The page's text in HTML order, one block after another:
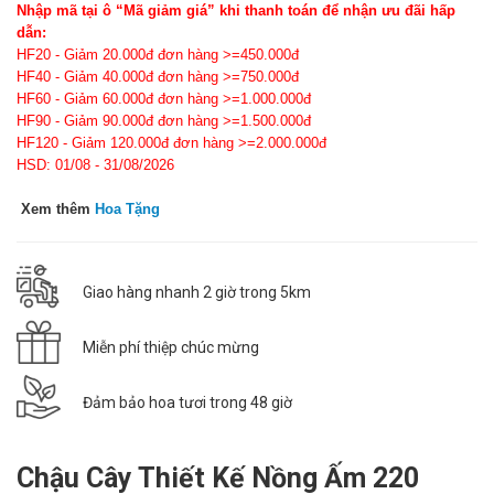
Nhập mã tại ô “Mã giảm giá” khi thanh toán để nhận ưu đãi hấp
dẫn:
HF20 - Giảm 20.000đ đơn hàng >=450.000đ
HF40 - Giảm 40.000đ đơn hàng >=750.000đ
HF60 - Giảm 60.000đ đơn hàng >=1.000.000đ
HF90 - Giảm 90.000đ đơn hàng >=1.500.000đ
HF120 - Giảm 120.000đ đơn hàng >=2.000.000đ
HSD: 01/08 - 31/08/2026
Xem thêm Hoa Tặng
Giao hàng nhanh 2 giờ trong 5km
Miễn phí thiệp chúc mừng
Đảm bảo hoa tươi trong 48 giờ
Chậu Cây Thiết Kế Nồng Ấm 220